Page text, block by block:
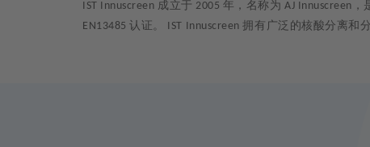
IST Innuscreen 成立于 2005 年，名称为 AJ Innuscreen ，
EN13485认证。 IST Innuscreen拥有广泛的核酸分离和